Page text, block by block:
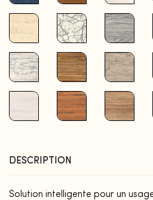
DESCRIPTION
Solution intelligente pour un